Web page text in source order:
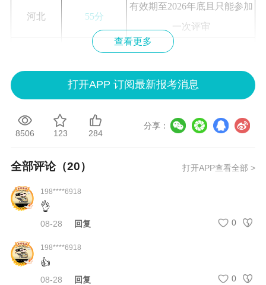
河北 55分
有效期至2026年底且只能参加
一次评审
55分 参加当年评审有效
55分 1年
黑龙江 57分 当年度有效
陕西 60分 2025-2027年度有效
江西
重庆
山西 60分 当年可申报评审
查看更多
打开APP 订阅最新报考消息
8506 123 284
分享：
全部评论（20） 打开APP查看全部 >
198****6918
👌
08-28 回复 0
198****6918
👍
08-28 回复 0